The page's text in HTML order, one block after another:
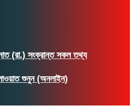
(রা.) সংক্রান্ত সকল তথ্য
শুনুন (অনলাইন)